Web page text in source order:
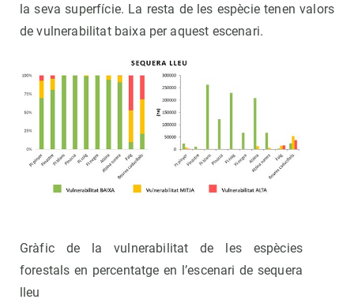
la seva superfície. La resta de les espècie tenen valors
de vulnerabilitat baixa per aquest escenari.
Gràfic de la vulnerabilitat de les espècies
forestals en percentatge en l’escenari de sequera
lleu